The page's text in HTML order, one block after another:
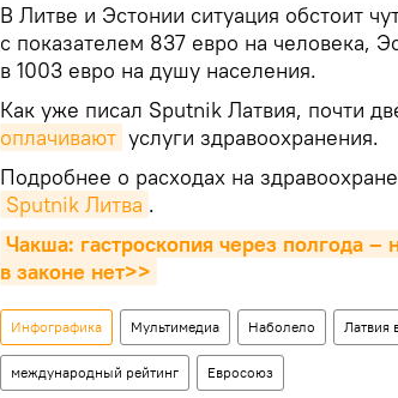
В Литве и Эстонии ситуация обстоит
с показателем 837 евро на человека,
в 1003 евро на душу населения.
Как уже писал Sputnik Латвия, почти
оплачивают услуги здравоохранения.
Подробнее о расходах на
Sputnik Литва .
Чакша: гастроскопия через полгода –
в законе нет>>
Инфографика Мультимедиа Наболело Латвия
международный рейтинг Евросоюз